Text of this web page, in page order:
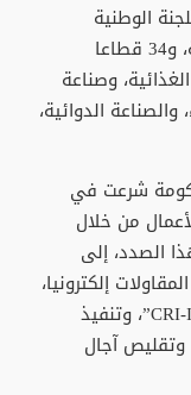
الوطنية
للاستثمارات، تشمل جميع جهات المملكة، و34 قطاعا
وصناعة
والصناعة الدوائية،
شرعت في
من خلال
في هذا الصدد، إلى
إلكترونيا،
وتفعيل منصات رقمية مثل منصة “CRI-Invest”، وتنفيذ
وتقليص آجال